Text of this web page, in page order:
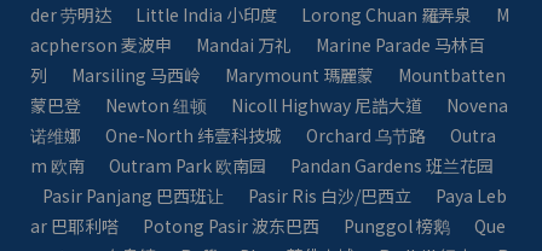
der 劳明达
Little India 小印度 Lorong Chuan 羅弄泉
M
acpherson 麦波申
Mandai 万礼
Marine Parade 马林百
列
Marsiling 马西岭 Marymount 瑪麗蒙
Mountbatten
蒙巴登
Newton 纽顿 Nicoll Highway 尼誥大道
Novena
诺维娜
One-North 纬壹科技城 Orchard 乌节路
Outra
m 欧南
Outram Park 欧南园
Pandan Gardens 班兰花园
Pasir Panjang 巴西班让
Pasir Ris 白沙/巴西立
Paya Leb
ar 巴耶利嗒
Potong Pasir 波东巴西 Punggol 榜鹅
Que